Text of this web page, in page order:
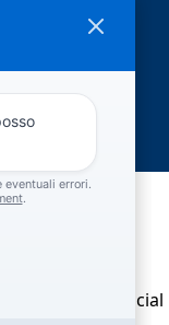
by Gruppo
& New Social